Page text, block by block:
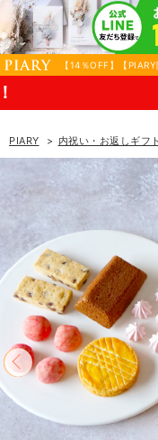
【14％OFF】【
N’S TOWEL ハンド
PIARY 内祝い・お返しギフト